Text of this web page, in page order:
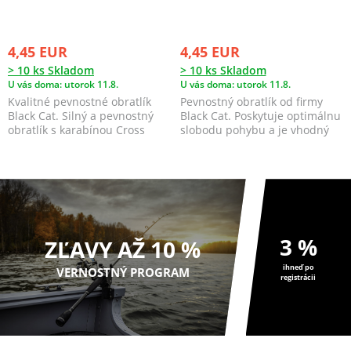
4,45 EUR
> 10 ks Skladom
U vás doma: utorok 11.8.
Kvalitné pevnostné obratlík
Black Cat. Silný a pevnostný
obratlík s karabínou Cross
4,45 EUR
> 10 ks Skladom
U vás doma: utorok 11.8.
Pevnostný obratlík od firmy
Black Cat. Poskytuje optimálnu
slobodu pohybu a je vhodný
ZĽAVY AŽ 10 %
VERNOSTNÝ PROGRAM
3 %
ihneď po
registrácii